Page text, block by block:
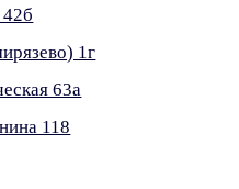
1г
63а
118